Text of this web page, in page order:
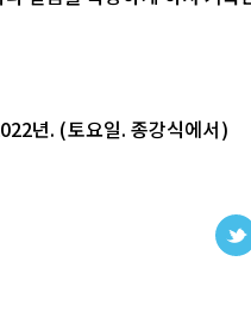
년. (토요일.종강식에서)